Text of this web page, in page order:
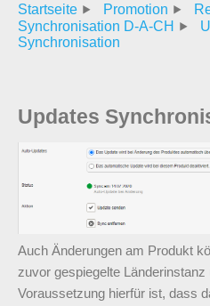
Startseite
Promotion
Synchronisation D-A-CH
Synchronisation
Updates
Auch Änderungen am Produkt
zuvor gespiegelte Länderinstanz
Voraussetzung hierfür ist, dass